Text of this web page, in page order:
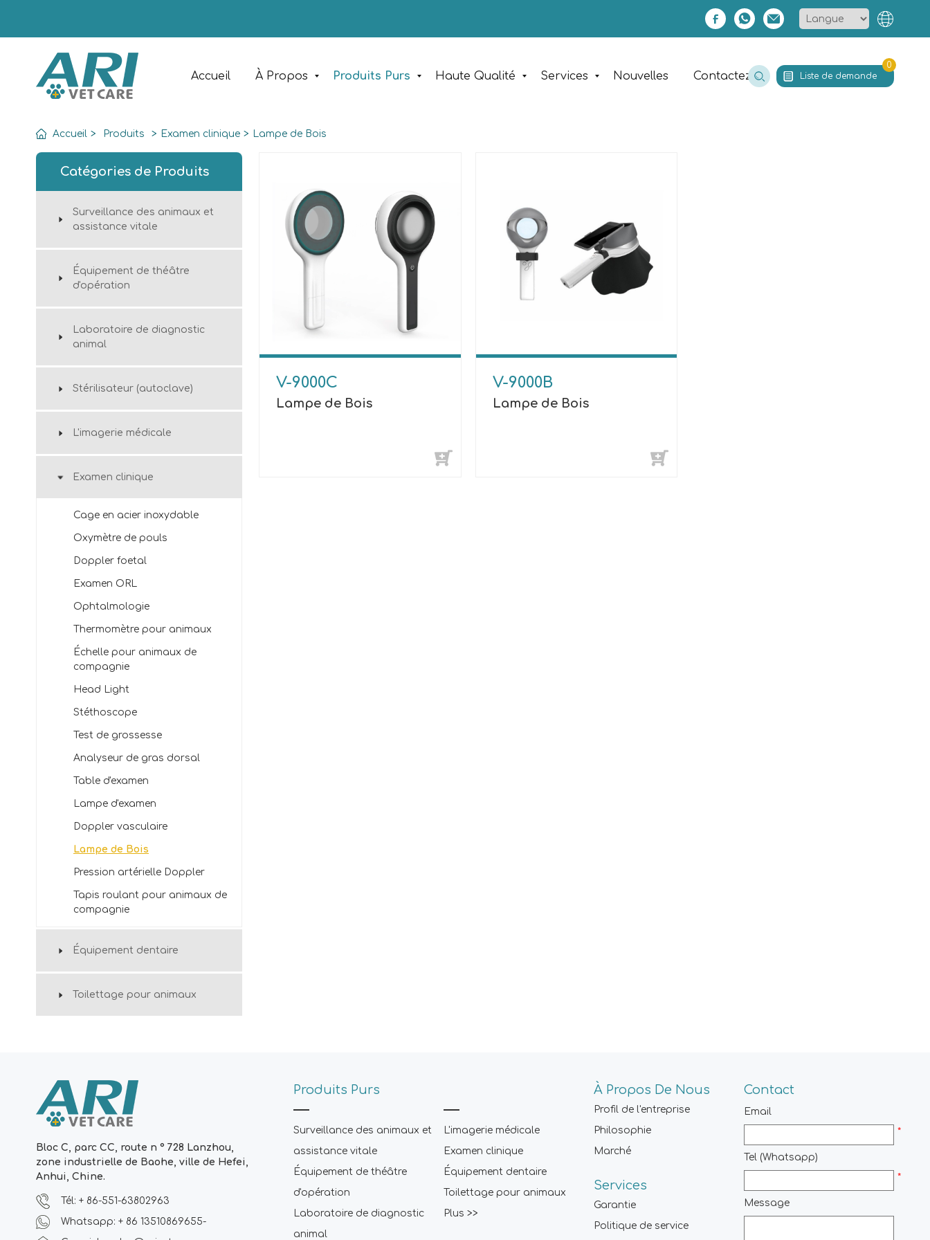
Liste de demande
0
Accueil À Propos Produits Purs Haute Qualité Services Nouvelles Contactez
Accueil > Produits > Examen clinique > Lampe de Bois
Catégories de Produits
Surveillance des animaux et
assistance vitale
Équipement de théâtre
d'opération
Laboratoire de diagnostic
animal
Stérilisateur (autoclave)
L'imagerie médicale
Examen clinique
Cage en acier inoxydable
Oxymètre de pouls
Doppler foetal
Examen ORL
Ophtalmologie
Thermomètre pour animaux
Échelle pour animaux de
compagnie
Head Light
Stéthoscope
Test de grossesse
Analyseur de gras dorsal
Table d'examen
Lampe d'examen
Doppler vasculaire
Lampe de Bois
Pression artérielle Doppler
Tapis roulant pour animaux de
compagnie
Équipement dentaire
Toilettage pour animaux
V-9000C
Lampe de Bois
V-9000B
Lampe de Bois
Bloc C, parc CC, route n ° 728 Lanzhou,
zone industrielle de Baohe, ville de Hefei,
Anhui, Chine.
Tél: + 86-551-63802963
Whatsapp: + 86 13510869655-
Produits Purs
Surveillance des animaux et
assistance vitale
Équipement de théâtre
d'opération
Laboratoire de diagnostic
animal
L'imagerie médicale
Examen clinique
Équipement dentaire
Toilettage pour animaux
Plus >>
À Propos De Nous
Profil de l'entreprise
Philosophie
Marché
Services
Garantie
Politique de service
Contact
Email
*
Tel (Whatsapp)
*
Message